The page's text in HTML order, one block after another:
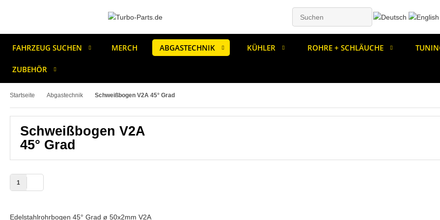
FAHRZEUG SUCHEN MERCH ABGASTECHNIK KÜHLER ROHRE + SCHLÄUCHE
ZUBEHÖR
Startseite Abgastechnik Schweißbogen V2A 45° Grad
Schweißbogen V2A
45° Grad
1
Edelstahlrohrbogen 45° Grad ø 50x2mm V2A